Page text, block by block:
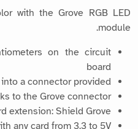
with the Grove RGB LED
module.
on the circuit
board
a connector provided.
to the Grove connector
extension: Shield Grove
any card from 3.3 to 5V